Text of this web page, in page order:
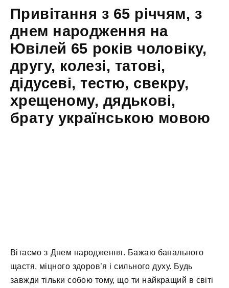
Привітання з 65 річчям, з
днем народження на
Ювілей 65 років чоловіку,
другу, колезі, татові,
дідусеві, тестю, свекру,
хрещеному, дядькові,
брату українською мовою
Вітаємо з Днем народження. Бажаю банального
щастя, міцного здоров’я і сильного духу. Будь
завжди тільки собою тому, що ти найкращий в світі